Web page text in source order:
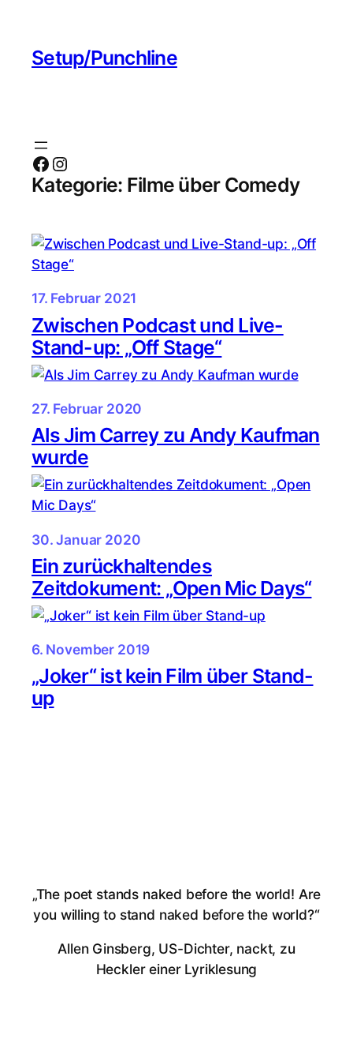
springen
Setup/Punchline
Facebook Instagram
Kategorie: Filme über Comedy
17. Februar 2021
Zwischen Podcast und Live-
Stand-up: „Off Stage“
27. Februar 2020
Als Jim Carrey zu Andy Kaufman
wurde
30. Januar 2020
Ein zurückhaltendes
Zeitdokument: „Open Mic Days“
6. November 2019
„Joker“ ist kein Film über Stand-
up
„The poet stands naked before the world! Are
you willing to stand naked before the world?“
Allen Ginsberg, US-Dichter, nackt, zu
Heckler einer Lyriklesung